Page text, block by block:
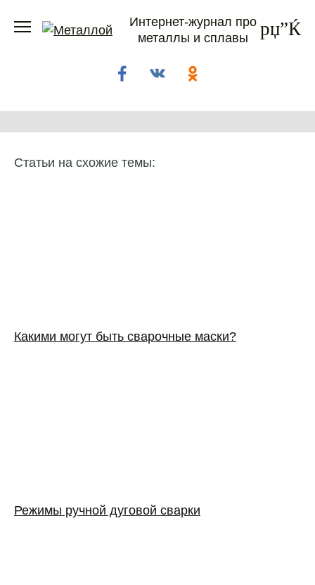
Интернет-журнал про
металлы и сплавы
Статьи на схожие темы:
Какими могут быть сварочные маски?
Режимы ручной дуговой сварки